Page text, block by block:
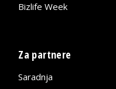
Bizlife Week
Za partnere
Saradnja